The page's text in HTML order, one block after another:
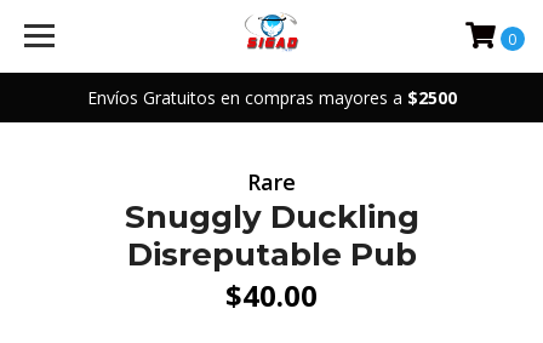
Envíos Gratuitos en compras mayores a $2500
0
Rare
Snuggly Duckling
Disreputable Pub
$40.00